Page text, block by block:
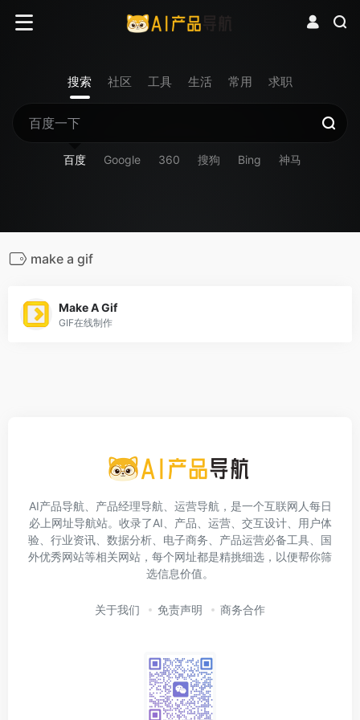
搜索 社区 工具 生活 常用 求职
百度 Google 360 搜狗 Bing 神马
make a gif
Make A Gif
GIF在线制作
AI产品导航、产品经理导航、运营导航，是一个互联网人每日
必上网址导航站。收录了AI、产品、运营、交互设计、用户体
验、行业资讯、数据分析、电子商务、产品运营必备工具、国
外优秀网站等相关网站，每个网址都是精挑细选，以便帮你筛
选信息价值。
关于我们 免责声明 商务合作